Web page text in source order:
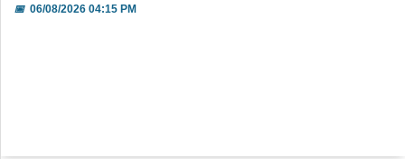
📅06/08/2026 04:15 PM